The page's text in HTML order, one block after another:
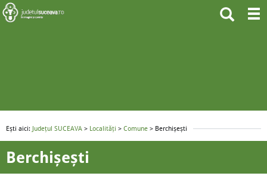
Ești aici: Județul SUCEAVA > Localități > Comune > Berchișești
Berchișești